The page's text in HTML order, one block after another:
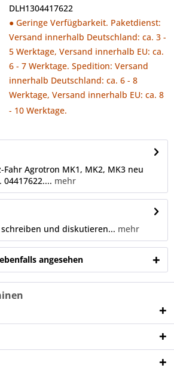
DLH1304417622
● Geringe Verfügbarkeit. Paketdienst:
Versand innerhalb Deutschland: ca. 3 -
5 Werktage, Versand innerhalb EU: ca.
6 - 7 Werktage. Spedition: Versand
innerhalb Deutschland: ca. 6 - 8
Werktage, Versand innerhalb EU: ca. 8
- 10 Werktage.
Agrotron MK1, MK2, MK3 neu
mehr
und diskutieren... mehr
angesehen